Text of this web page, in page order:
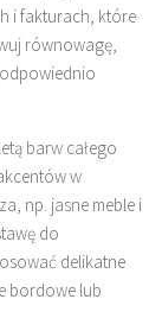
i fakturach, które
równowagę,
odpowiednio
barw całego
w
np. jasne meble i
do
delikatne
bordowe lub